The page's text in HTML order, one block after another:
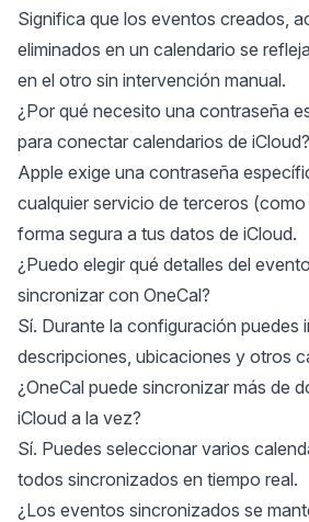
Significa que los eventos creados,
eliminados en un calendario se
en el otro sin intervención manual.
¿Por qué necesito una contraseña
para conectar calendarios de iCloud?
Apple exige una contraseña
cualquier servicio de terceros
forma segura a tus datos de iCloud.
¿Puedo elegir qué detalles del
sincronizar con OneCal?
Sí. Durante la configuración puedes
descripciones, ubicaciones y otros
¿OneCal puede sincronizar más de
iCloud a la vez?
Sí. Puedes seleccionar varios
todos sincronizados en tiempo real.
¿Los eventos sincronizados se